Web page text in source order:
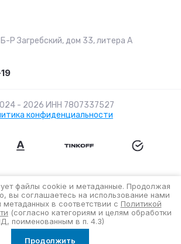
Р Загребский, дом 33, литера А
- 2026 ИНН 7807337527
конфиденциальности
файлы cookie и метаданные. Продолжая
вы соглашаетесь на использование нами
в соответствии с Политикой
(согласно категориям и целям обработки
поименованным в п. 4.3)
Продолжить